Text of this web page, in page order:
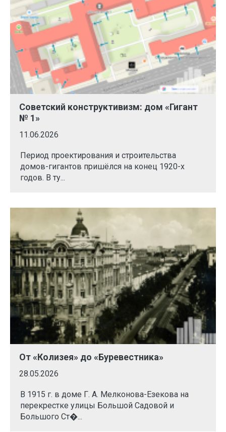
Советский конструктивизм: дом «Гигант
№ 1»
11.06.2026
Период проектирования и строительства
домов-гигантов пришёлся на конец 1920-х
годов. В ту...
От «Колизея» до «Буревестника»
28.05.2026
В 1915 г. в доме Г. А. Мелконова-Езекова на
перекрестке улицы Большой Садовой и
Большого Ст�...